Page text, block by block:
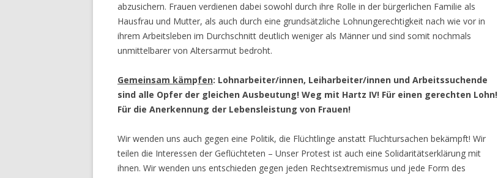
abzusichern. Frauen verdienen dabei sowohl durch ihre Rolle in der bürgerlichen Familie als
Hausfrau und Mutter, als auch durch eine grundsätzliche Lohnungerechtigkeit nach wie vor in
ihrem Arbeitsleben im Durchschnitt deutlich weniger als Männer und sind somit nochmals
unmittelbarer von Altersarmut bedroht.
Gemeinsam kämpfen: Lohnarbeiter/innen, Leiharbeiter/innen und Arbeitssuchende
sind alle Opfer der gleichen Ausbeutung! Weg mit Hartz IV! Für einen gerechten Lohn!
Für die Anerkennung der Lebensleistung von Frauen!
Wir wenden uns auch gegen eine Politik, die Flüchtlinge anstatt Fluchtursachen bekämpft! Wir
teilen die Interessen der Geflüchteten – Unser Protest ist auch eine Solidaritätserklärung mit
ihnen. Wir wenden uns entschieden gegen jeden Rechtsextremismus und jede Form des